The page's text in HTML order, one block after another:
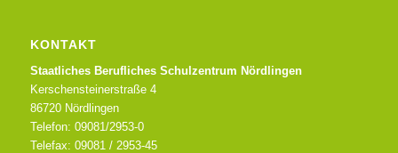
KONTAKT
Staatliches Berufliches Schulzentrum Nördlingen
Kerschensteinerstraße 4
86720 Nördlingen
Telefon: 09081/2953-0
Telefax: 09081 / 2953-45